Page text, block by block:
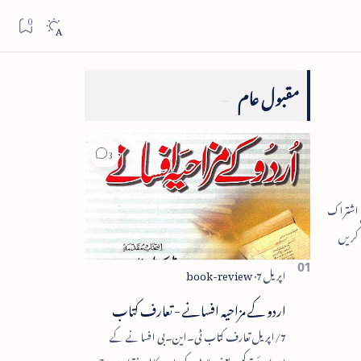
مقبول عام
اردو کے مزاحیہ افسانے - تعارف کتاب
7/اپریل تعارف کتاب ٹی۔این۔بی افسانے کے